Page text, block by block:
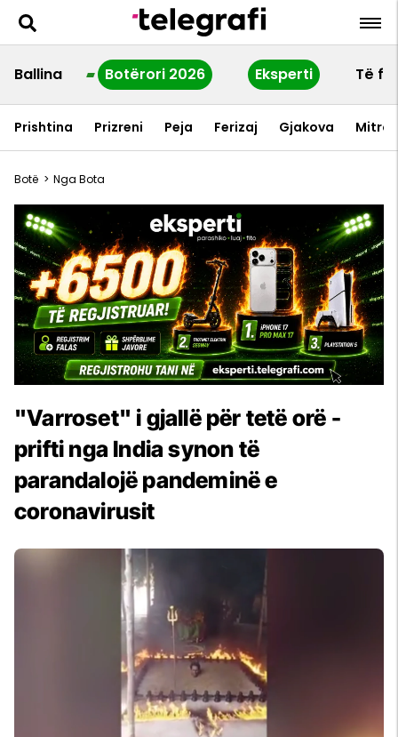
Ballina Botërori 2026 Eksperti Të
Prishtina Prizreni Peja Ferizaj Gjakova
Botë > Nga Bota
"Varroset" i gjallë për tetë orë -
prifti nga India synon të
parandalojë pandeminë e
coronavirusit